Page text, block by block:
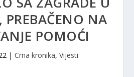
PREBAČENO NA
POMOĆI
| Crna kronika, Vijesti